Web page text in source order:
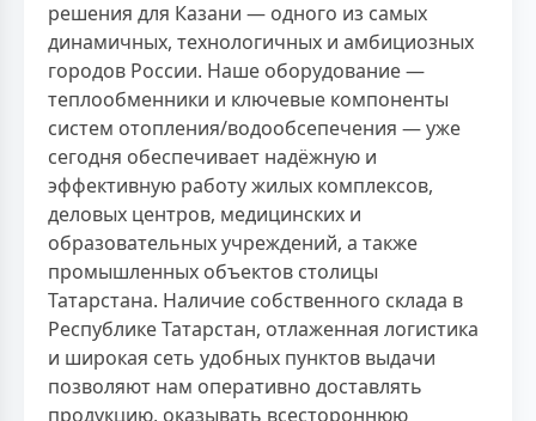
решения для Казани — одного из самых
динамичных, технологичных и амбициозных
городов России. Наше оборудование —
теплообменники и ключевые компоненты
систем отопления/водообсепечения — уже
сегодня обеспечивает надёжную и
эффективную работу жилых комплексов,
деловых центров, медицинских и
образовательных учреждений, а также
промышленных объектов столицы
Татарстана. Наличие собственного склада в
Республике Татарстан, отлаженная логистика
и широкая сеть удобных пунктов выдачи
позволяют нам оперативно доставлять
продукцию, оказывать всестороннюю